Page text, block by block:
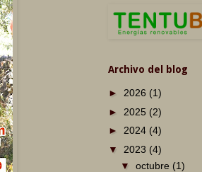
Archivo del blog
► 2026 (1)
► 2025 (2)
► 2024 (4)
▼ 2023 (4)
▼ octubre (1)